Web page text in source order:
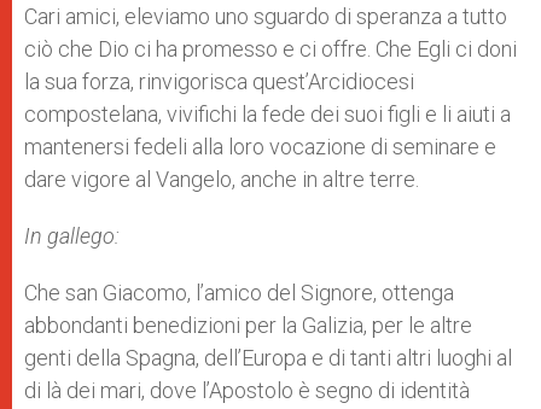
Cari amici, eleviamo uno sguardo di speranza a tutto
ciò che Dio ci ha promesso e ci offre. Che Egli ci doni
la sua forza, rinvigorisca quest’Arcidiocesi
compostelana, vivifichi la fede dei suoi figli e li aiuti a
mantenersi fedeli alla loro vocazione di seminare e
dare vigore al Vangelo, anche in altre terre.
In gallego:
Che san Giacomo, l’amico del Signore, ottenga
abbondanti benedizioni per la Galizia, per le altre
genti della Spagna, dell’Europa e di tanti altri luoghi al
di là dei mari, dove l’Apostolo è segno di identità